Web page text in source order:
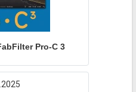
Pro-C 3